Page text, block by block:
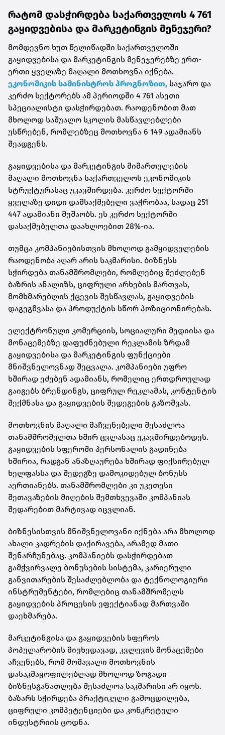
რატომ დასჭირდება საქართველოს 4 761
გაყიდვებისა და მარკეტინგის მენეჯერი?
მომდევნო ხუთ წელიწადში საქართველოში
გაყიდვებისა და მარკეტინგის მენეჯერებზე ერთ-
ერთი ყველაზე მაღალი მოთხოვნა იქნება.
ეკონომიკის სამინისტროს პროგნოზით, საჯარო და
კერძო სექტორებს ამ პერიოდში 4 761 ასეთი
სპეციალისტი დასჭირდებათ. რაოდენობით მათ
მხოლოდ საშუალო სკოლის მასწავლებლები
უსწრებენ, რომლებზეც მოთხოვნა 6 149 ადამიანს
შეადგენს.
გაყიდვებისა და მარკეტინგის მიმართულების
მაღალი მოთხოვნა საქართველოს ეკონომიკის
სტრუქტურასაც უკავშირდება. კერძო სექტორში
ყველაზე დიდი დამსაქმებელი ვაჭრობაა, სადაც 251
447 ადამიანი მუშაობს. ეს კერძო სექტორში
დასაქმებულთა დაახლოებით 28%-ია.
თუმცა კომპანიებისთვის მხოლოდ გამყიდველების
რაოდენობა აღარ არის საკმარისი. ბიზნესს
სჭირდება თანამშრომლები, რომლებიც შეძლებენ
ბაზრის ანალიზს, ციფრული არხების მართვას,
მომხმარებლის ქცევის შესწავლას, გაყიდვების
დაგეგმვასა და პროდუქტის სწორ პოზიციონირებას.
ელექტრონული კომერციის, სოციალური მედიისა და
მონაცემებზე დაფუძნებული რეკლამის ზრდამ
გაყიდვებისა და მარკეტინგის ფუნქციები
მნიშვნელოვნად შეცვალა. კომპანიები უფრო
ხშირად ეძებენ ადამიანს, რომელიც ერთდროულად
გაიგებს ბრენდინგს, ციფრულ რეკლამას, კონტენტის
შექმნასა და გაყიდვების შედეგების გაზომვას.
მოთხოვნის მაღალი მაჩვენებელი შესაძლოა
თანამშრომელთა ხშირ ცვლასაც უკავშირდებოდეს.
გაყიდვების სფეროში პერსონალის გადინება
ხშირია, რადგან ანაზღაურება ხშირად ფიქსირებულ
ხელფასსა და შედეგზე დამოკიდებულ ბონუსს
აერთიანებს. თანამშრომლები კი უკეთესი
შეთავაზების მიღების შემთხვევაში კომპანიას
შედარებით მარტივად იცვლიან.
ბიზნესისთვის მნიშვნელოვანი იქნება არა მხოლოდ
ახალი კადრების დაქირავება, არამედ მათი
შენარჩუნებაც. კომპანიებს დასჭირდებათ
გამჭვირვალე ბონუსების სისტემა, კარიერული
განვითარების შესაძლებლობა და ტექნოლოგიური
ინსტრუმენტები, რომლებიც თანამშრომელს
გაყიდვების პროცესის ეფექტიანად მართვაში
დაეხმარება.
მარკეტინგისა და გაყიდვების სფეროს
პოპულარობის მიუხედავად, კვლევის მონაცემები
აჩვენებს, რომ მომავალი მოთხოვნის
დასაკმაყოფილებლად მხოლოდ ზოგადი
ბიზნესგანათლება შესაძლოა საკმარისი არ იყოს.
ბაზარს სჭირდება პრაქტიკული გამოცდილება,
ციფრული კომპეტენციები და კონკრეტული
ინდუსტრიის ცოდნა.